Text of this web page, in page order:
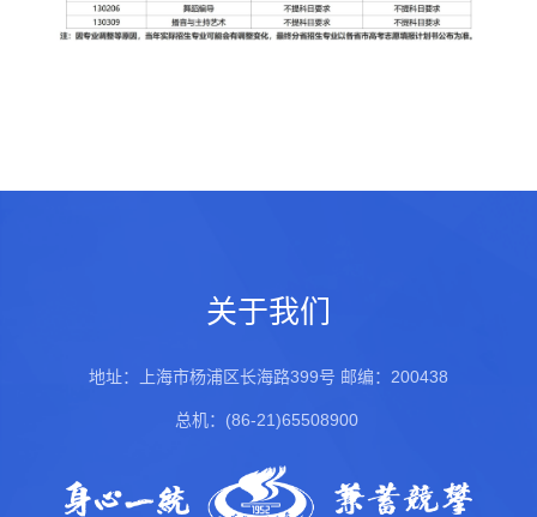
关于我们
地址：上海市杨浦区长海路399号 邮编：200438
总机：(86-21)65508900